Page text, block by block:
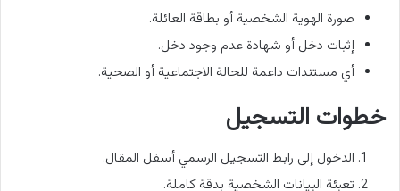
صورة الهوية الشخصية أو بطاقة العائلة.
إثبات دخل أو شهادة عدم وجود دخل.
أي مستندات داعمة للحالة الاجتماعية أو الصحية.
خطوات التسجيل
الدخول إلى رابط التسجيل الرسمي أسفل المقال.
تعبئة البيانات الشخصية بدقة كاملة.